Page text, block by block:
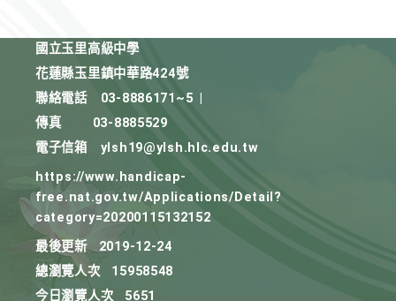
國立玉里高級中學
花蓮縣玉里鎮中華路424號
聯絡電話
03-8886171~5
傳真
03-8885529
電子信箱
ylsh19@ylsh.hlc.edu.tw
https://www.handicap-
free.nat.gov.tw/Applications/Detail?
category=20200115132152
最後更新
2019-12-24
總瀏覽人次
15958548
今日瀏覽人次
5651